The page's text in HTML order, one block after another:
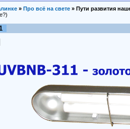
» Про всё на свете » Пути развития